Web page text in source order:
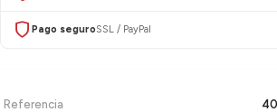
Pago seguroSSL / PayPal
Referencia